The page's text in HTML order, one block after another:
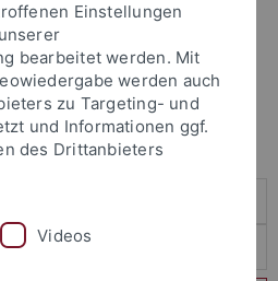
und Ihr Passwort an um sich
Einstellungen
bearbeitet werden. Mit
werden auch
zu Targeting- und
und Informationen ggf.
des Drittanbieters
Videos